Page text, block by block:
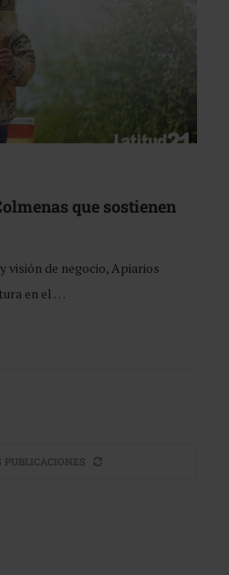
que sostienen
visión de negocio, Apiarios
en el …
PUBLICACIONES